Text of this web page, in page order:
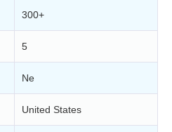
300+
5
Ne
United States